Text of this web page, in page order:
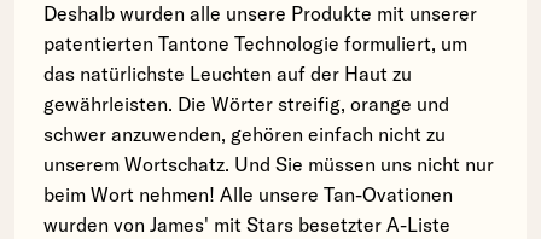
Deshalb wurden alle unsere Produkte mit unserer
patentierten Tantone Technologie formuliert, um
das natürlichste Leuchten auf der Haut zu
gewährleisten. Die Wörter streifig, orange und
schwer anzuwenden, gehören einfach nicht zu
unserem Wortschatz. Und Sie müssen uns nicht nur
beim Wort nehmen! Alle unsere Tan-Ovationen
wurden von James' mit Stars besetzter A-Liste